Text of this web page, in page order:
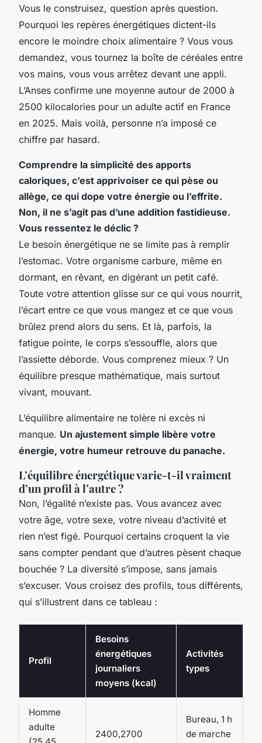
Vous le construisez, question après question.
Pourquoi les repères énergétiques dictent-ils
encore le moindre choix alimentaire ? Vous vous
demandez, vous tournez la boîte de céréales entre
vos mains, vous vous arrêtez devant une appli.
L’Anses confirme une moyenne autour de 2000 à
2500 kilocalories pour un adulte actif en France
en 2025. Mais voilà, personne n’a imposé ce
chiffre par hasard.
Comprendre la simplicité des apports
caloriques, c’est apprivoiser ce qui pèse ou
allège, ce qui dope votre énergie ou l’effrite.
Non, il ne s’agit pas d’une addition fastidieuse.
Vous ressentez le déclic ?
Le besoin énergétique ne se limite pas à remplir
l’estomac. Votre organisme carbure, même en
dormant, en rêvant, en digérant un petit café.
Toute votre attention glisse sur ce qui vous nourrit,
l’écart entre ce que vous mangez et ce que vous
brûlez prend alors du sens. Et là, parfois, la
fatigue pointe, le corps s’essouffle, alors que
l’assiette déborde. Vous comprenez mieux ? Un
équilibre presque mathématique, mais surtout
vivant, mouvant.
L’équilibre alimentaire ne tolère ni excès ni
manque. Un ajustement simple libère votre
énergie, votre humeur retrouve du panache.
L’équilibre énergétique varie-t-il vraiment
d’un profil à l’autre ?
Non, l’égalité n’existe pas. Vous avancez avec
votre âge, votre sexe, votre niveau d’activité et
rien n’est figé. Pourquoi certains croquent la vie
sans compter pendant que d’autres pèsent chaque
bouchée ? La diversité s’impose, sans jamais
s’excuser. Vous croisez des profils, tous différents,
qui s’illustrent dans ce tableau :
Profil
Besoins
énergétiques
journaliers
moyens (kcal)
Activités
types
Homme
adulte
2400,2700
Bureau, 1 h
de marche